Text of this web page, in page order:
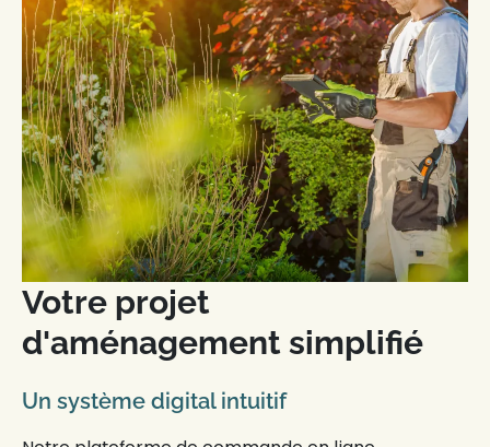
Votre projet
d'aménagement simplifié
Un système digital intuitif